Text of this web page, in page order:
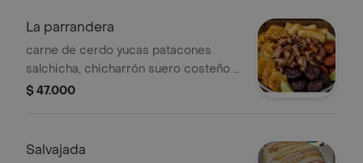
La parrandera
carne de cerdo yucas patacones
salchicha, chicharrón suero costeño y
queso. para 1 persona
$ 47.000
Salvajada